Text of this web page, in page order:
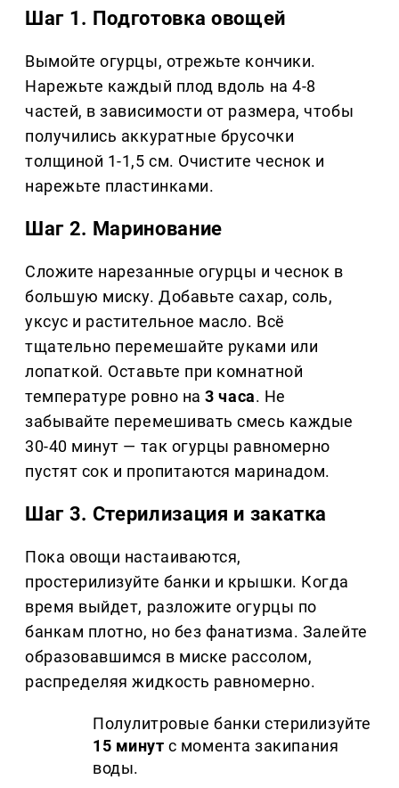
Шаг 1. Подготовка овощей
Вымойте огурцы, отрежьте кончики.
Нарежьте каждый плод вдоль на 4-8
частей, в зависимости от размера, чтобы
получились аккуратные брусочки
толщиной 1-1,5 см. Очистите чеснок и
нарежьте пластинками.
Шаг 2. Маринование
Сложите нарезанные огурцы и чеснок в
большую миску. Добавьте сахар, соль,
уксус и растительное масло. Всё
тщательно перемешайте руками или
лопаткой. Оставьте при комнатной
температуре ровно на3 часа. Не
забывайте перемешивать смесь каждые
30-40 минут — так огурцы равномерно
пустят сок и пропитаются маринадом.
Шаг 3. Стерилизация и закатка
Пока овощи настаиваются,
простерилизуйте банки и крышки. Когда
время выйдет, разложите огурцы по
банкам плотно, но без фанатизма. Залейте
образовавшимся в миске рассолом,
распределяя жидкость равномерно.
Полулитровые банки стерилизуйте
15 минут с момента закипания
воды.